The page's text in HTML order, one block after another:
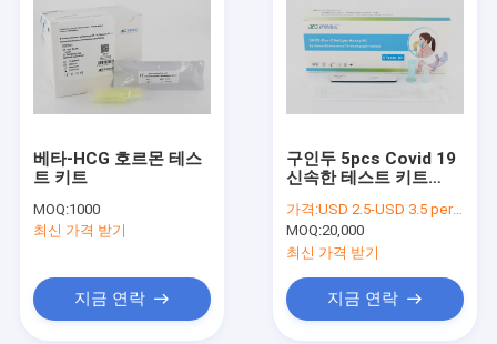
베타-HCG 호르몬 테스
트 키트
MOQ:1000
최신 가격 받기
지금 연락
구인두 5pcs Covid 19
신속한 테스트 키트
가격:USD 2.5-USD 3.5 per test
MOQ:20,000
최신 가격 받기
지금 연락